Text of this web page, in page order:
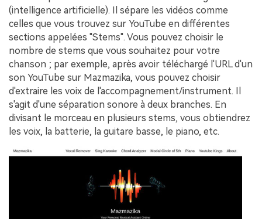
(intelligence artificielle). Il sépare les vidéos comme
celles que vous trouvez sur YouTube en différentes
sections appelées "Stems". Vous pouvez choisir le
nombre de stems que vous souhaitez pour votre
chanson ; par exemple, après avoir téléchargé l'URL d'un
son YouTube sur Mazmazika, vous pouvez choisir
d'extraire les voix de l'accompagnement/instrument. Il
s'agit d'une séparation sonore à deux branches. En
divisant le morceau en plusieurs stems, vous obtiendrez
les voix, la batterie, la guitare basse, le piano, etc.